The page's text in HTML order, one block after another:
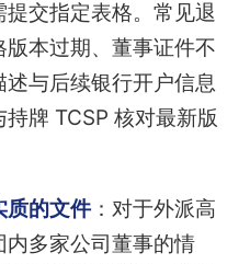
交指定表格。常见退
版本过期、董事证件不
与后续银行开户信息
牌 TCSP 核对最新版
质的文件：对于外派高
多家公司董事的情